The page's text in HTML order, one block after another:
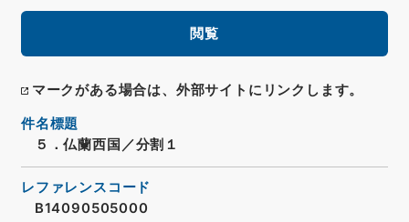
閲覧
マークがある場合は、外部サイトにリンクします。
件名標題
５．仏蘭西国／分割１
レファレンスコード
B14090505000